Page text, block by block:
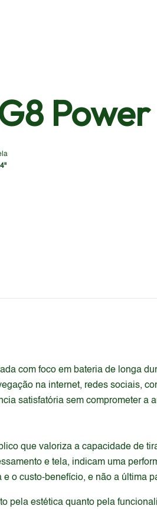
Power
com foco em bateria de longa
na internet, redes sociais,
satisfatória sem comprometer a
que valoriza a capacidade de
e tela, indicam uma
o custo-benefício, e não a última
pela estética quanto pela